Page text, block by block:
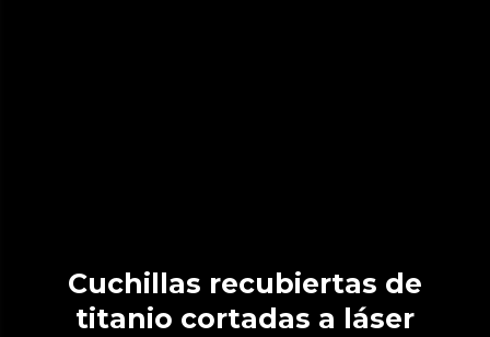
Cuchillas recubiertas de
titanio cortadas a láser